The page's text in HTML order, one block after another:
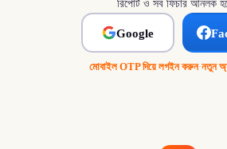
রিপোর্ট ও সব ফিচার আনলক
Google
মোবাইল OTP দিয়ে লগইন করুন·নতুন